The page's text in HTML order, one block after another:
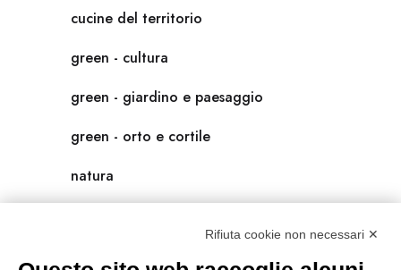
cucine del territorio
green - cultura
green - giardino e paesaggio
green - orto e cortile
natura
Rifiuta cookie non necessari ✕